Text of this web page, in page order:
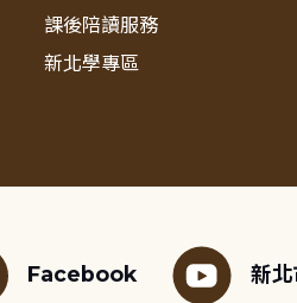
課後陪讀服務
新北學專區
Facebook 新